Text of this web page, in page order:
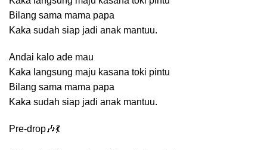
Bilang sama mama papa
Kaka sudah siap jadi anak mantuu.
Andai kalo ade mau
Kaka langsung maju kasana toki pintu
Bilang sama mama papa
Kaka sudah siap jadi anak mantuu.
Pre-drop🎶💃